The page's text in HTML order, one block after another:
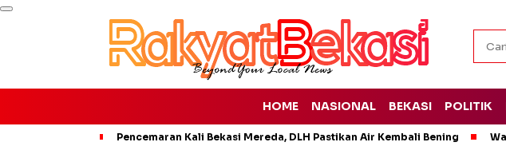
HOME NASIONAL BEKASI POLITIK
Pencemaran Kali Bekasi Mereda, DLH Pastikan Air Kembali Bening